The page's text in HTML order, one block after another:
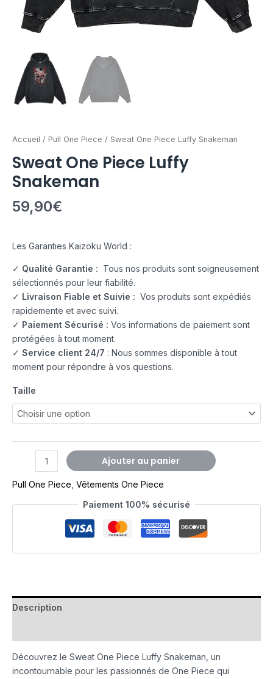
Accueil / Pull One Piece / Sweat One Piece Luffy Snakeman
Sweat One Piece Luffy
Snakeman
59,90€
Les Garanties Kaizoku World :
✓ Qualité Garantie : Tous nos produits sont soigneusement
sélectionnés pour leur fiabilité.
✓ Livraison Fiable et Suivie : Vos produits sont expédiés
rapidemente et avec suivi.
✓ Paiement Sécurisé : Vos informations de paiement sont
protégées à tout moment.
✓ Service client 24/7 : Nous sommes disponible à tout
moment pour répondre à vos questions.
Taille
Ajouter au panier
Pull One Piece Vêtements One Piece
Paiement 100% sécurisé
Description
Découvrez le Sweat One Piece Luffy Snakeman, un
incontournable pour les passionnés de One Piece qui